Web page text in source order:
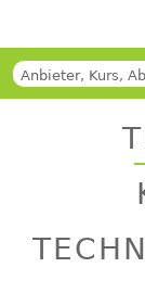
Suche
Back